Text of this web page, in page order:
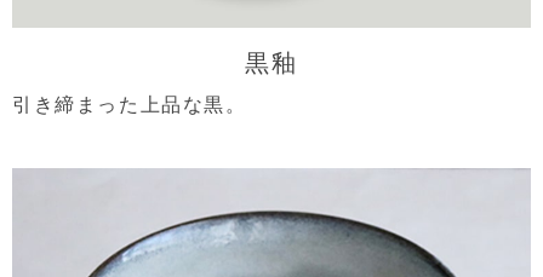
黒釉
引き締まった上品な黒。